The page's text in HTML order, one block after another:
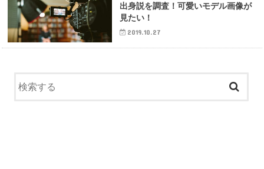
出身説を調査！可愛いモデル画像が
見たい！
2019.10.27